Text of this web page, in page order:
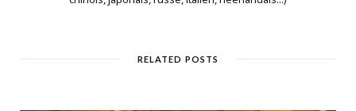
RELATED POSTS